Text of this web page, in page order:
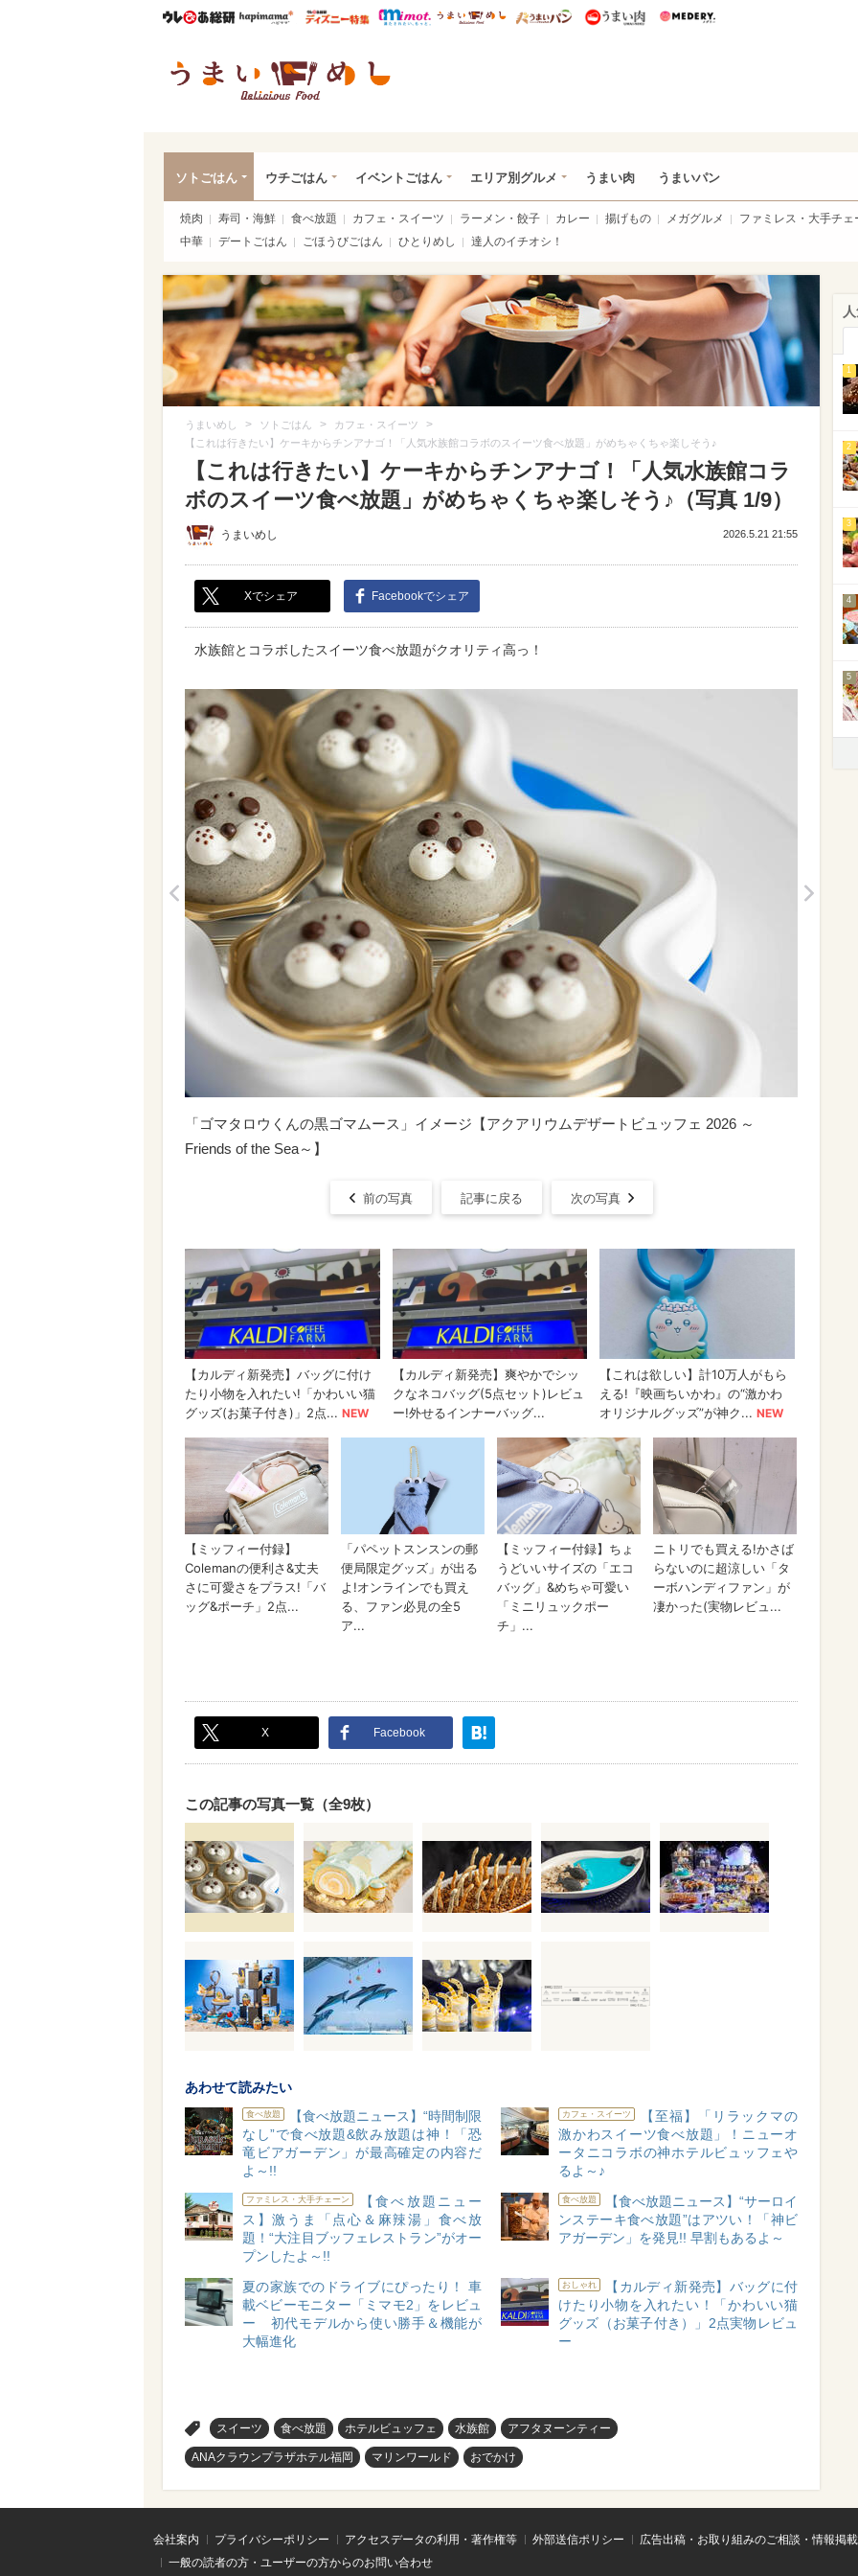
ウレぴあ総研ハピママ* ウレぴあ総研 ディズニー特集
mimot. うまいめし うまいパン うまい肉
ソトごはん ウチごはん イベントごはん エリア別グルメ うまい肉 うまいパン
焼肉 寿司・海鮮 食べ放題 カフェ・スイーツ ラーメン・餃子 カレー 揚げもの メガグルメ
ファミレス・大手チェ
中華
デートごはん ごほうびごはん ひとりめし 達人のイチオシ！
うまいめし > ソトごはん > カフェ・スイーツ >
【これは行きたい】ケーキからチンアナゴ！「人気水族館コラボのスイーツ食べ放題」がめちゃくちゃ楽しそう♪
【これは行きたい】ケーキからチンアナゴ！「人気水族館コラ
ボのスイーツ食べ放題」がめちゃくちゃ楽しそう♪（写真 1/9）
うまいめし 2026.5.21 21:55
Xでシェア Facebookでシェア
水族館とコラボしたスイーツ食べ放題がクオリティ高っ！
「ゴマタロウくんの黒ゴマムース」イメージ【アクアリウムデザートビュッフェ 2026 ～
Friends of the Sea～】
前の写真 記事に戻る 次の写真
X Facebook
この記事の写真一覧（全9枚）
あわせて読みたい
食べ放題
【食べ放題ニュース】“時間制限
なし”で食べ放題&飲み放題は神！「恐
竜ビアガーデン」が最高確定の内容だ
よ～!!
カフェ・スイーツ
【至福】「リラックマの
激かわスイーツ食べ放題」！ニューオ
ータニコラボの神ホテルビュッフェや
るよ～♪
ファミレス・大手チェーン
【食べ放題ニュー
ス】激うま「点心＆麻辣湯」食べ放
題！“大注目ブッフェレストラン”がオー
プンしたよ～!!
食べ放題
【食べ放題ニュース】“サーロイ
ンステーキ食べ放題”はアツい！「神ビ
アガーデン」を発見!! 早割もあるよ～
夏の家族でのドライブにぴったり！ 車
載ベビーモニター「ミマモ2」をレビュ
ー 初代モデルから使い勝手＆機能が
大幅進化
おしゃれ
【カルディ新発売】バッグに付
けたり小物を入れたい！「かわいい猫
グッズ（お菓子付き）」2点実物レビュ
ー
スイーツ 食べ放題 ホテルビュッフェ 水族館 アフタヌーンティー
ANAクラウンプラザホテル福岡 マリンワールド おでかけ
1
2
3
4
5
会社案内 プライバシーポリシー アクセスデータの利用・著作権等 外部送信ポリシー
広告出稿・お取り組みのご相談・情報掲
一般の読者の方・ユーザーの方からのお問い合わせ